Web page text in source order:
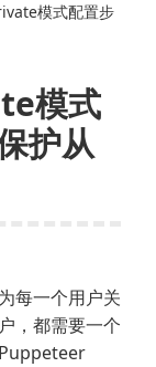
模式配置步
模式
护从
每一个用户关
，都需要一个